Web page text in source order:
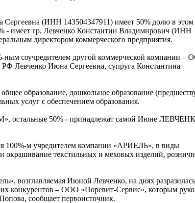
(ИНН 143504347911) имеет 50% долю в этом
- имеет гр. Левченко Константин Владимирович (ИНН
директором коммерческого предприятия.
соучредителем другой коммерческой компании –
Левченко Июна Сергеевна, супруга Константина
образование, дошкольное образование
услуг с обеспечением образования.
остальные 50% - принадлежат самой Июне
100%-м учредителем компании «АРИЕЛЬ», в виды
окрашивание текстильных и меховых изделий,
возглавляемая Июной Левченко, на днях разразилась
конкурентов – ООО «Поревит-Сервис», которым
сообщает первоисточник.